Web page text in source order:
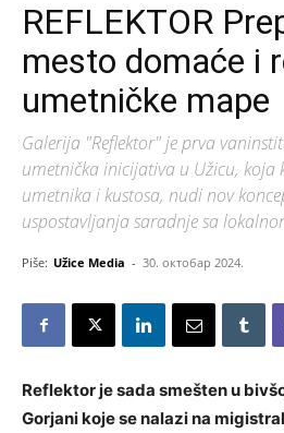
REFLEKTOR
mesto domaće i
umetničke mape
Galerija "Reflektor" je prva
umetnička inicijativa u Užicu, koja
umetnika i kustosa, nudi nov
uspostavljanja saradnje sa
Piše: Užice Media - 30. октобар 2024.
Reflektor je sada smešten u
Gorjani koje se nalazi na